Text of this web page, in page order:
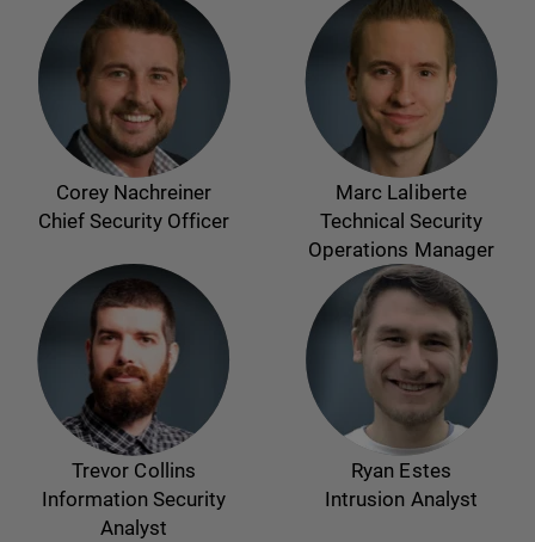
Corey Nachreiner
Chief Security Officer
Marc Laliberte
Technical Security
Operations Manager
Trevor Collins
Information Security
Analyst
Ryan Estes
Intrusion Analyst